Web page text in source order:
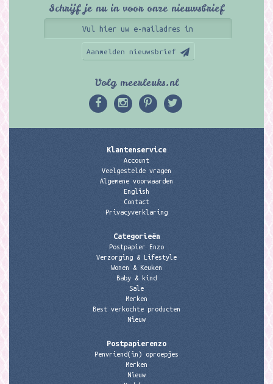
Schrijf je nu in voor onze nieuwsbrief
Aanmelden nieuwsbrief
Volg meerleuks.nl
Klantenservice
Account
Veelgestelde vragen
Algemene voorwaarden
English
Contact
Privacyverklaring
Categorieën
Postpapier Enzo
Verzorging & Lifestyle
Wonen & Keuken
Baby & kind
Sale
Merken
Best verkochte producten
Nieuw
Postpapierenzo
Penvriend(in) oproepjes
Merken
Nieuw